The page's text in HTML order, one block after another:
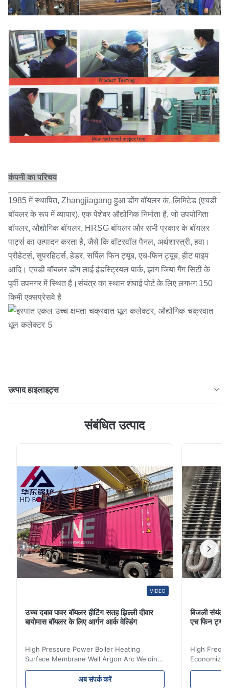
कंपनी का परिचय
1985 में स्थापित, Zhangjiagang हुआ डोंग बॉयलर कं, लिमिटेड (एचडी
बॉयलर के रूप में व्यापार), एक पेशेवर औद्योगिक निर्माता है, जो उपयोगिता
बॉयलर, औद्योगिक बॉयलर, HRSG बॉयलर और सभी प्रकार के बॉयलर
पार्ट्स का उत्पादन करता है, जैसे कि वॉटरवॉल पैनल, अर्थशास्त्री, हवा।
प्रीहेटर्स, सुपरहिटर्स, हेडर, सर्पिल फिन ट्यूब, एच-फिन ट्यूब, हीट पाइप
आदि। एचडी बॉयलर डोंग लाई इंडस्ट्रियल पार्क, झांग जिया गैंग सिटी के
पूर्वी उपनगर में स्थित है।संयंत्र का स्थान शंघाई पोर्ट के लिए लगभग 150
किमी एक्सप्रेसवे है
उत्पाद हाइलाइट्स
साइक्लोन डस्ट कलेक्टर चक्रवात कलेक्टर को अक्सर प्राथमिक स्टेज
धारा से मोटे कणों को हटाकर, और बाद के चरण फैब...
संबंधित उत्पाद
VIDEO
उच्च दबाव पावर बॉयलर हीटिंग सतह झिल्ली दीवार
बायोमास बॉयलर के लिए आर्गन आर्क वेल्डिंग
High Pressure Power Boiler Heating
Surface Membrane Wall Argon Arc Welding
For Biomass Boiler Product Introduction
Water wall panels with pins usually laid
अब संपर्क करें
बिजली संयंत्र
एच फिन ट्यूब
High
Product